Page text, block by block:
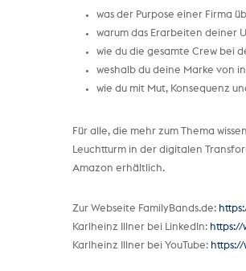
was der Purpose einer Firma
warum das Erarbeiten deiner
wie du die gesamte Crew bei
weshalb du deine Marke von
wie du mit Mut, Konsequenz
Für alle, die mehr zum Thema
Leuchtturm in der digitalen
Amazon erhältlich.
Zur Webseite FamilyBands.de:
Karlheinz Illner bei LinkedIn:
Karlheinz Illner bei YouTube: